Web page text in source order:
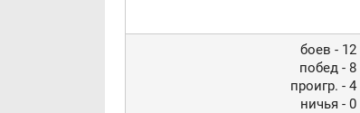
боев - 12
побед - 8
проигр. - 4
ничья - 0